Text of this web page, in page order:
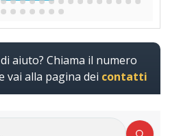
aiuto? Chiama il numero
vai alla pagina dei contatti